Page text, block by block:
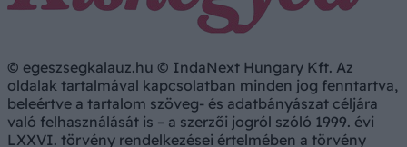
© egeszsegkalauz.hu © IndaNext Hungary Kft. Az
oldalak tartalmával kapcsolatban minden jog fenntartva,
beleértve a tartalom szöveg- és adatbányászat céljára
való felhasználását is – a szerzői jogról szóló 1999. évi
LXXVI. törvény rendelkezései értelmében a törvény